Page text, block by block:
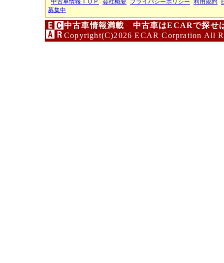
中古車情報ＴＯＰ 会社概要 プライバシーポリシー 利用規約
募集中
中古車情報満載 中古車はECARで探せ
Copyright(C)2026 ECAR Corpration All